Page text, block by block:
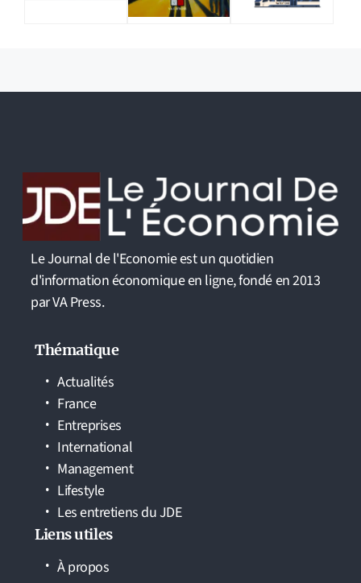
Le Journal de l'Economie est un quotidien
d'information économique en ligne, fondé en 2013
par VA Press.
Thématique
Actualités
France
Entreprises
International
Management
Lifestyle
Les entretiens du JDE
Liens utiles
À propos